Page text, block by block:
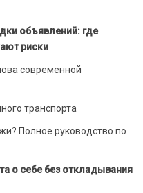
объявлений: где
риски
современной
транспорта
Полное руководство по
о себе без откладывания